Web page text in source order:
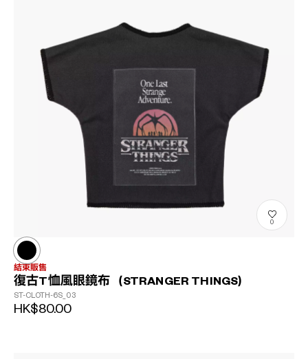
0
結束販售
復古T恤風眼鏡布（STRANGER THINGS）
ST-CLOTH-6S_03
HK$80.00